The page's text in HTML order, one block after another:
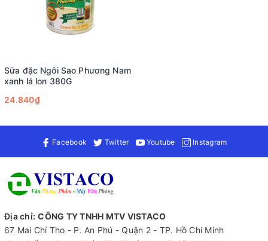
Sữa đặc Ngôi Sao Phương Nam
xanh lá lon 380G
24.840₫
Facebook Twitter Youtube Instagram
Địa chỉ: CÔNG TY TNHH MTV VISTACO
67 Mai Chí Tho - P. An Phú - Quận 2 - TP. Hồ Chí Minh